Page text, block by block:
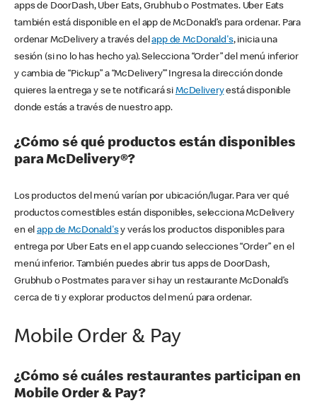
apps de DoorDash, Uber Eats, Grubhub o Postmates. Uber Eats
también está disponible en el app de McDonald’s para ordenar. Para
ordenar McDelivery a través delapp de McDonald's, inicia una
sesión (si no lo has hecho ya). Selecciona “Order” del menú inferior
y cambia de “Pickup” a “McDelivery’” Ingresa la dirección donde
quieres la entrega y se te notificará si McDeliveryestá disponible
donde estás a través de nuestro app.
¿Cómo sé qué productos están disponibles
para McDelivery®?
Los productos del menú varían por ubicación/lugar. Para ver qué
productos comestibles están disponibles, selecciona McDelivery
en elapp de McDonald'sy verás los productos disponibles para
entrega por Uber Eats en el app cuando selecciones “Order” en el
menú inferior. También puedes abrir tus apps de DoorDash,
Grubhub o Postmates para ver si hay un restaurante McDonald’s
cerca de ti y explorar productos del menú para ordenar.
Mobile Order & Pay
¿Cómo sé cuáles restaurantes participan en
Mobile Order & Pay?